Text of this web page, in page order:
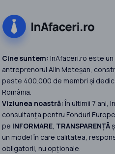
Cine suntem: InAfaceri.ro este
antreprenorul Alin Meteșan,
peste 400.000 de membri și
România.
Viziunea noastră:În ultimii 7 ani,
consultanța pentru Fonduri
pe INFORMARE, TRANSPARENȚĂ
un model în care calitatea,
obligatorii, nu opționale.